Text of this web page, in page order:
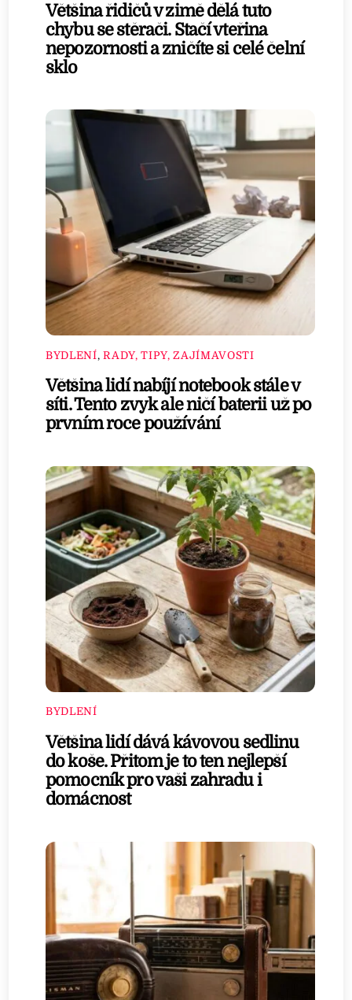
Většina řidičů v zimě dělá tuto
chybu se stěrači. Stačí vteřina
nepozornosti a zničíte si celé čelní
sklo
BYDLENÍ,RADY, TIPY, ZAJÍMAVOSTI
Většina lidí nabíjí notebook stále v
síti. Tento zvyk ale ničí baterii už po
prvním roce používání
BYDLENÍ
Většina lidí dává kávovou sedlinu
do koše. Přitom je to ten nejlepší
pomocník pro vaši zahradu i
domácnost